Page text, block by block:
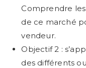
Comprendre
de ce marché
vendeur.
Objectif 2 :
des différents